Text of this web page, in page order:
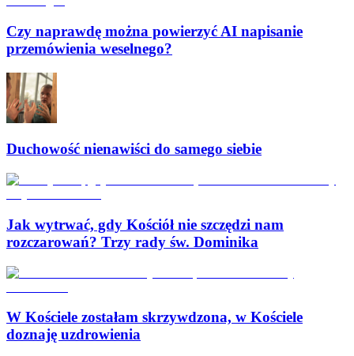
Czy naprawdę można powierzyć AI napisanie
przemówienia weselnego?
Duchowość nienawiści do samego siebie
Jak wytrwać, gdy Kościół nie szczędzi nam
rozczarowań? Trzy rady św. Dominika
W Kościele zostałam skrzywdzona, w Kościele
doznaję uzdrowienia